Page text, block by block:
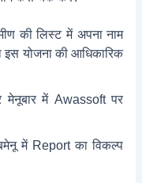
की लिस्ट में अपना नाम
योजना की आधिकारिक
में Awassoft पर
में Report का विकल्प